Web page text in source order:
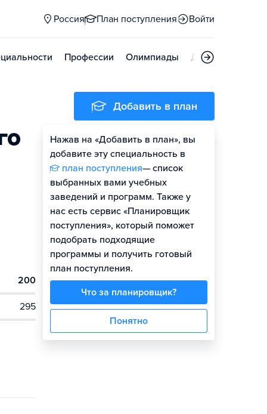
Россия План поступления Войти
Профессии Олимпиады Дни открытых
200
295
Добавить в план
Нажав на «Добавить в план», вы
добавите эту специальность в
план поступления— список
выбранных вами учебных
заведений и программ. Также у
нас есть сервис «Планировщик
поступления», который поможет
подобрать подходящие
программы и получить готовый
план поступления.
Что за планировщик?
Понятно